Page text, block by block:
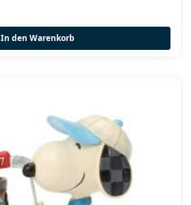
In den Warenkorb